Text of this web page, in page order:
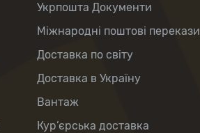
Укрпошта Документи
Міжнародні поштові перекази
Доставка по світу
Доставка в Україну
Вантаж
Кур’єрська доставка